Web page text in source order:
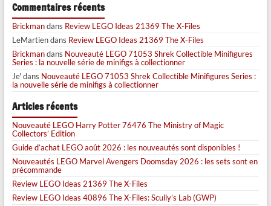
Commentaires récents
Brickmandans Review LEGO Ideas 21369 The X-Files
LeMartiendans Review LEGO Ideas 21369 The X-Files
Brickmandans Nouveauté LEGO 71053 Shrek Collectible Minifigures
Series : la nouvelle série de minifigs à collectionner
Je' dans Nouveauté LEGO 71053 Shrek Collectible Minifigures Series :
la nouvelle série de minifigs à collectionner
Articles récents
Nouveauté LEGO Harry Potter 76476 The Ministry of Magic
Collectors’ Edition
Guide d’achat LEGO août 2026 : les nouveautés sont disponibles !
Nouveautés LEGO Marvel Avengers Doomsday 2026 : les sets sont en
précommande
Review LEGO Ideas 21369 The X-Files
Review LEGO Ideas 40896 The X-Files: Scully’s Lab (GWP)